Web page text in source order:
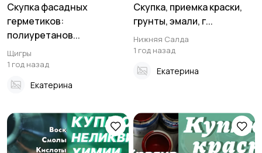
Скупка фасадных
герметиков:
полиуретанов...
Щигры
1 год назад
Екатерина
Скупка, приемка краски,
грунты, эмали, г...
Нижняя Салда
1 год назад
Екатерина